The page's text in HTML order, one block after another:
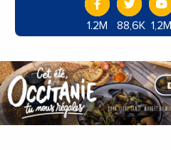
1.2M 88,6K 1,2M